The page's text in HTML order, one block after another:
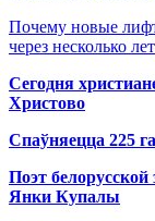
Почему новые
через несколько лет
Сегодня
Христово
Спаўняецца 225
Поэт
Янки Купалы